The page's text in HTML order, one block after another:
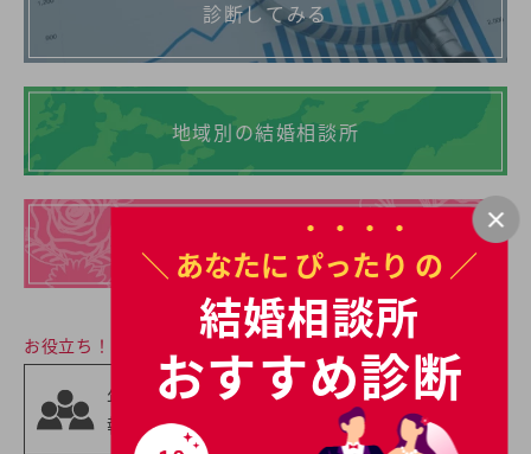
診断してみる
地域別の結婚相談所
イチオシの
結婚相談所一覧
お役立ち！婚活情報
年齢別の婚活情
報
相手の職業から
選ぶ
婚活情報
＼ あなたに ぴったり の ／
結婚相談所
おすすめ診断